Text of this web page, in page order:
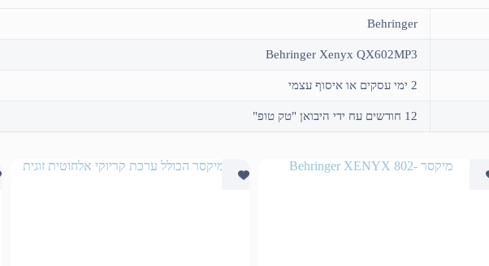
Behringer
Behringer Xenyx QX602MP3
2 ימי עסקים או איסוף עצמי
12 חודשים עח ידי היבואן "טק טופ"